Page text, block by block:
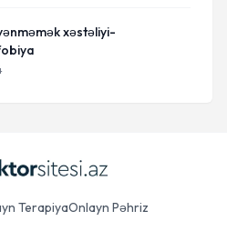
xəstəliyi-
TerapiyaOnlayn Pəhriz